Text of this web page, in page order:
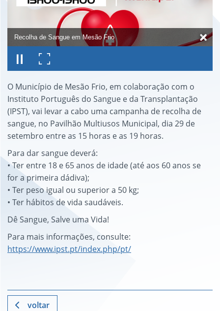
Recolha de Sangue em Mesão Frio
O Município de Mesão Frio, em colaboração com o
Instituto Português do Sangue e da Transplantação
(IPST), vai levar a cabo uma campanha de recolha de
sangue, no Pavilhão Multiusos Municipal, dia 29 de
setembro entre as 15 horas e as 19 horas.
Para dar sangue deverá:
• Ter entre 18 e 65 anos de idade (até aos 60 anos se
for a primeira dádiva);
• Ter peso igual ou superior a 50 kg;
• Ter hábitos de vida saudáveis.
Dê Sangue, Salve uma Vida!
Para mais informações, consulte:
https://www.ipst.pt/index.php/pt/
voltar